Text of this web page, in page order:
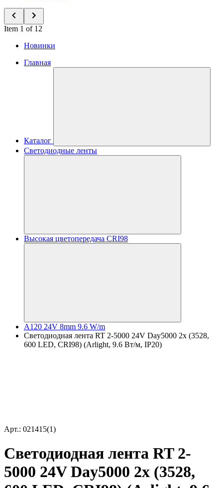
Item 1 of 12
Новинки
Главная
Каталог
Светодиодные ленты
Высокая цветопередача CRI98
A120 24V 8mm 9.6 W/m
Светодиодная лента RT 2-5000 24V Day5000 2x (3528,
600 LED, CRI98) (Arlight, 9.6 Вт/м, IP20)
Арт.: 021415(1)
Светодиодная лента RT 2-
5000 24V Day5000 2x (3528,